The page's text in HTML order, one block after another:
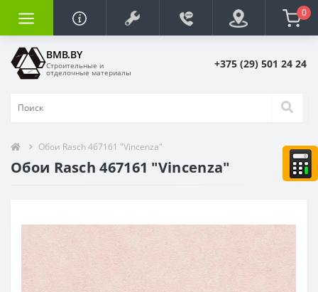
0
BMB.BY
Строительные и
отделочные материалы
+375 (29) 501 24 24
Обои Rasch 467161 "Vincenza"
Обои Rasch 467161 "Vincenza"